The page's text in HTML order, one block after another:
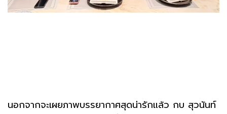
นอกจากจะเผยภาพบรรยากาศสุดน่ารักแล้ว กบ สุวนันท์